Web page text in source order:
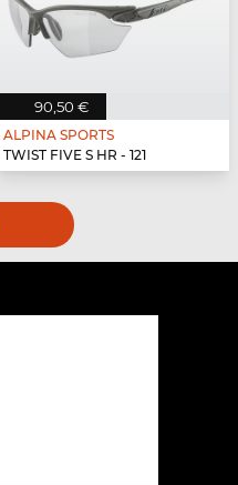
90,50 €
ALPINA SPORTS
TWIST FIVE S HR - 121